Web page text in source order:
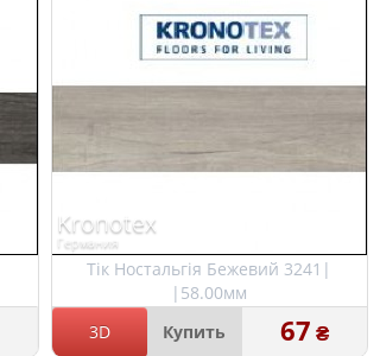
Тік Ностальгія Бежевий 3241|
|58.00мм
Kronotex
Германия
3D Купить 67 ₴